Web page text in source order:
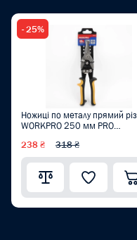
- 25%
Ножиці по металу прямий різ
WORKPRO 250 мм PRO
238 ₴ 318 ₴